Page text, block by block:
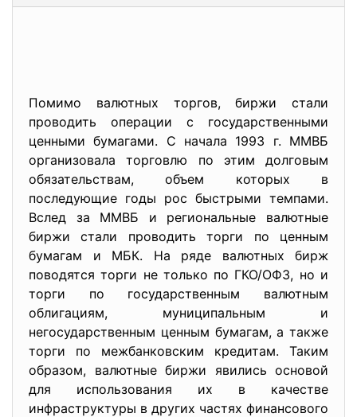
Помимо валютных торгов, биржи стали
проводить операции с государственными
ценными бумагами. С начала 1993 г. ММВБ
организовала торговлю по этим долговым
обязательствам, объем которых в
последующие годы рос быстрыми темпами.
Вслед за ММВБ и региональные валютные
биржи стали проводить торги по ценным
бумагам и МБК. На ряде валютных бирж
поводятся торги не только по ГКО/ОФЗ, но и
торги по государственным валютным
облигациям, муниципальным и
негосударственным ценным бумагам, а также
торги по межбанковским кредитам. Таким
образом, валютные биржи явились основой
для использования их в качестве
инфраструктуры в других частях финансового